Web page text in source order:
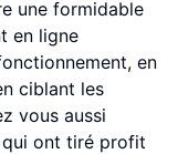
une formidable
en ligne
en
ciblant les
vous aussi
qui ont tiré profit